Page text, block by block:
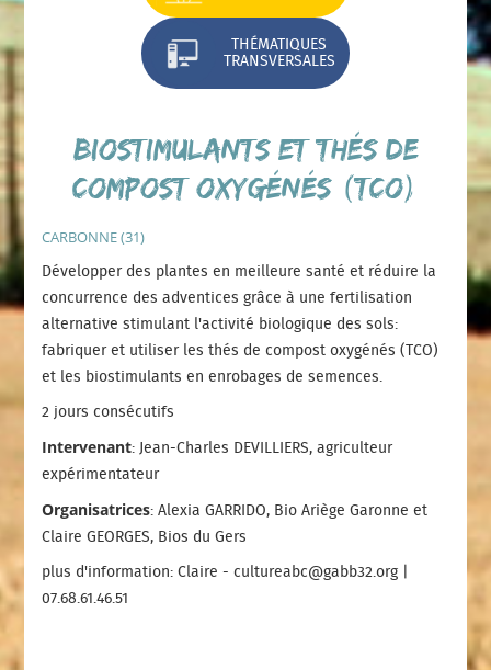
THÉMATIQUES
TRANSVERSALES
Biostimulants et thés de
compost oxygénés (TCO)
CARBONNE (31)
Développer des plantes en meilleure santé et réduire la
concurrence des adventices grâce à une fertilisation
alternative stimulant l'activité biologique des sols:
fabriquer et utiliser les thés de compost oxygénés (TCO)
et les biostimulants en enrobages de semences.
2 jours consécutifs
Intervenant: Jean-Charles DEVILLIERS, agriculteur
expérimentateur
Organisatrices: Alexia GARRIDO, Bio Ariège Garonne et
Claire GEORGES, Bios du Gers
plus d'information: Claire - cultureabc@gabb32.org |
07.68.61.46.51